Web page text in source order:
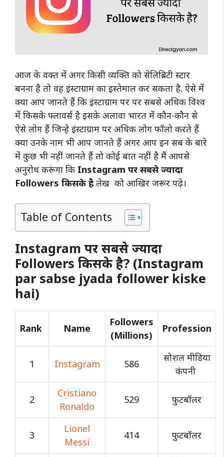
आज के वक्त में अगर किसी व्यक्ति को सेलिब्रिटी स्टार
बनना है तो वह इंस्टाग्राम का इस्तेमाल कर सकता है. ऐसे में
क्या आप जानते हैं कि इंस्टाग्राम पर पर सबसे अधिक विश्व
में किसके फ्लावर्स है इसके अलावा भारत में कौन-कौन से
ऐसे लोग हैं जिन्हे इंस्टाग्राम पर अधिक लोग फॉलो करते हैं
क्या उनके नाम भी आप जानते हैं अगर आप इन सब के बारे
में कुछ भी नहीं जानते हैं तो कोई बात नहीं है मैं आपसे
अनुरोध करूंगा कि Instagram पर सबसे ज्यादा
Followers किसके है लेख को आखिर जरूर पढ़े।
Table of Contents
Instagram पर सबसे ज्यादा
Followers किसके है? (Instagram
par sabse jyada follower kiske
hai)
Rank Name
Followers
(Millions)
Profession
1 Instagram 586
सोशल मीडिया
कंपनी
2
Cristiano
Ronaldo
529 फुटबॉलर
3
Lionel
Messi
414 फुटबॉलर